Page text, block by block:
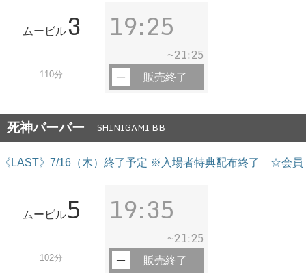
ムービル3
110分
19:25
~21:25
販売終了
死神バーバー SHINIGAMI BB
《LAST》7/16（木）終了予定 ※入場者特典配布終了 ☆会員
ムービル5
102分
19:35
~21:25
販売終了